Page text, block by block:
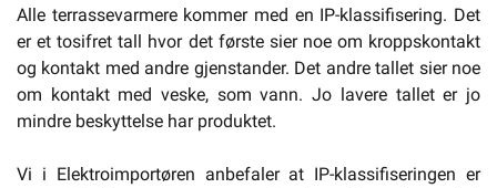
Alle terrassevarmere kommer med en IP-klassifisering. Det
er et tosifret tall hvor det første sier noe om kroppskontakt
og kontakt med andre gjenstander. Det andre tallet sier noe
om kontakt med veske, som vann. Jo lavere tallet er jo
mindre beskyttelse har produktet.
Vi i Elektroimportøren anbefaler at IP-klassifiseringen er